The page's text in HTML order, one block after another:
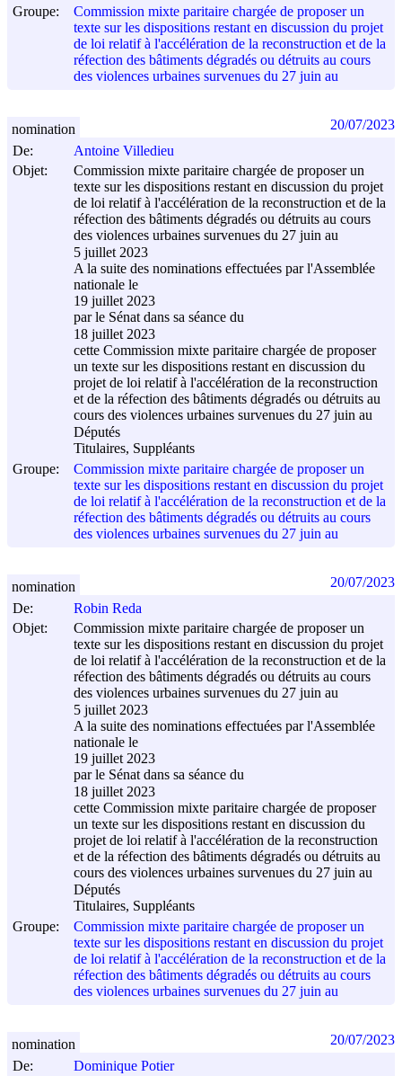
Groupe:
Commission mixte paritaire chargée de proposer un
texte sur les dispositions restant en discussion du projet
de loi relatif à l'accélération de la reconstruction et de la
réfection des bâtiments dégradés ou détruits au cours
des violences urbaines survenues du 27 juin au
De:
Antoine Villedieu
Objet:
Commission mixte paritaire chargée de proposer un
texte sur les dispositions restant en discussion du projet
de loi relatif à l'accélération de la reconstruction et de la
réfection des bâtiments dégradés ou détruits au cours
des violences urbaines survenues du 27 juin au
5 juillet 2023
A la suite des nominations effectuées par l'Assemblée
nationale le
19 juillet 2023
par le Sénat dans sa séance du
18 juillet 2023
cette Commission mixte paritaire chargée de proposer
un texte sur les dispositions restant en discussion du
projet de loi relatif à l'accélération de la reconstruction
et de la réfection des bâtiments dégradés ou détruits au
cours des violences urbaines survenues du 27 juin au
Députés
Titulaires, Suppléants
Groupe:
Commission mixte paritaire chargée de proposer un
texte sur les dispositions restant en discussion du projet
de loi relatif à l'accélération de la reconstruction et de la
réfection des bâtiments dégradés ou détruits au cours
des violences urbaines survenues du 27 juin au
nomination 20/07/2023
De:
Robin Reda
Objet:
Commission mixte paritaire chargée de proposer un
texte sur les dispositions restant en discussion du projet
de loi relatif à l'accélération de la reconstruction et de la
réfection des bâtiments dégradés ou détruits au cours
des violences urbaines survenues du 27 juin au
5 juillet 2023
A la suite des nominations effectuées par l'Assemblée
nationale le
19 juillet 2023
par le Sénat dans sa séance du
18 juillet 2023
cette Commission mixte paritaire chargée de proposer
un texte sur les dispositions restant en discussion du
projet de loi relatif à l'accélération de la reconstruction
et de la réfection des bâtiments dégradés ou détruits au
cours des violences urbaines survenues du 27 juin au
Députés
Titulaires, Suppléants
Groupe:
Commission mixte paritaire chargée de proposer un
texte sur les dispositions restant en discussion du projet
de loi relatif à l'accélération de la reconstruction et de la
réfection des bâtiments dégradés ou détruits au cours
des violences urbaines survenues du 27 juin au
nomination 20/07/2023
De:
Dominique Potier
nomination 20/07/2023